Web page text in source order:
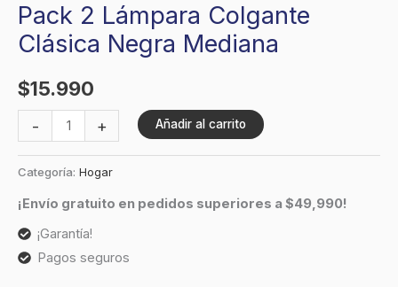
Pack 2 Lámpara Colgante
Clásica Negra Mediana
$15.990
- + Añadir al carrito
Categoría: Hogar
¡Envío gratuito en pedidos superiores a $49,990!
¡Garantía!
Pagos seguros